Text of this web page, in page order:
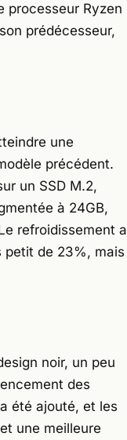
processeur Ryzen
prédécesseur,
une
précédent.
un SSD M.2,
à 24GB,
refroidissement a
petit de 23%, mais
noir, un peu
des
été ajouté, et les
une meilleure